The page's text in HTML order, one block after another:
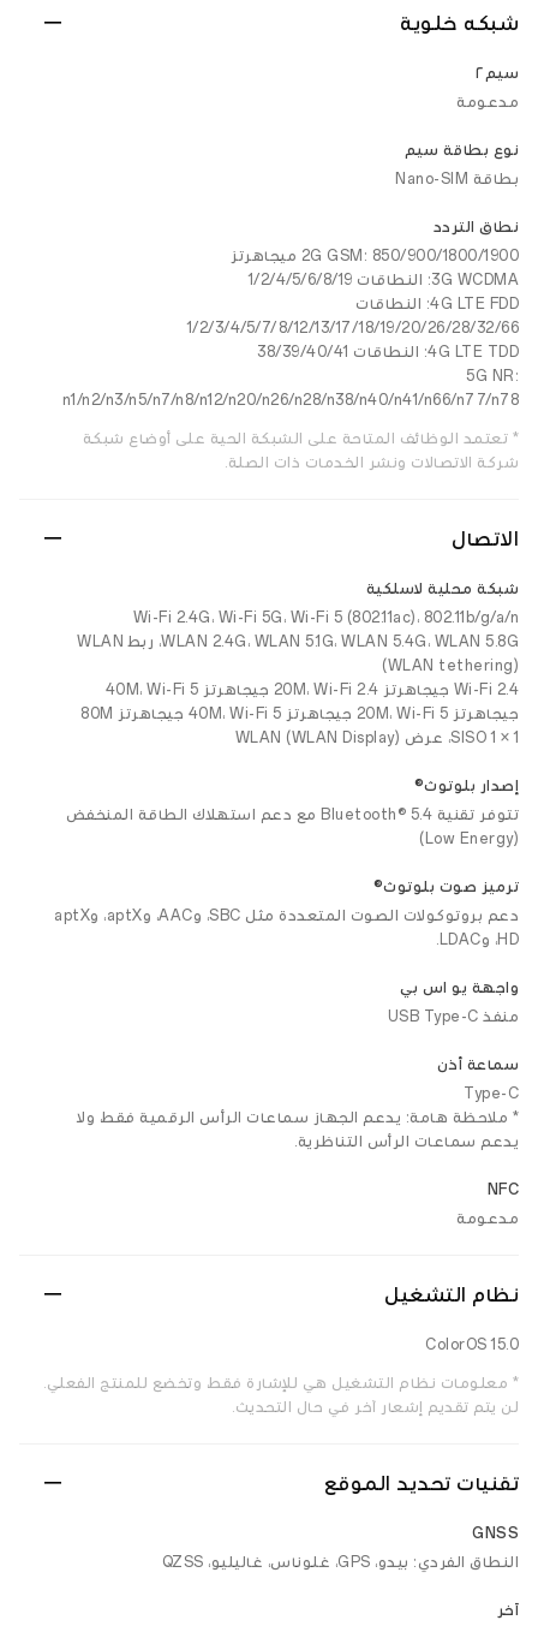
شبكه خلوية
سيم٢
مدعومة
نوع بطاقة سيم
بطاقة Nano-SIM
نطاق التردد
2G GSM: 850/900/1800/1900 ميجاهرتز
3G WCDMA: النطاقات 1/2/4/5/6/8/19
4G LTE FDD: النطاقات
1/2/3/4/5/7/8/12/13/17/18/19/20/26/28/32/66
4G LTE TDD: النطاقات 38/39/40/41
5G NR:
n1/n2/n3/n5/n7/n8/n12/n20/n26/n28/n38/n40/n41/n66/n77/n78
* تعتمد الوظائف المتاحة على الشبكة الحية على أوضاع شبكة
شركة الاتصالات ونشر الخدمات ذات الصلة.
الاتصال
شبكة محلية لاسلكية
Wi-Fi 2.4G، Wi-Fi 5G، Wi-Fi 5 (802.11ac)، 802.11b/g/a/n
WLAN 2.4G، WLAN 5.1G، WLAN 5.4G، WLAN 5.8G، ربط WLAN
(WLAN tethering)
Wi-Fi 2.4 جيجاهرتز 20M، Wi-Fi 2.4 جيجاهرتز 40M، Wi-Fi 5
جيجاهرتز 20M، Wi-Fi 5 جيجاهرتز 40M، Wi-Fi 5 جيجاهرتز 80M
1 × 1 SISO، عرض WLAN (WLAN Display)
إصدار بلوتوث®
تتوفر تقنية Bluetooth® 5.4 مع دعم استهلاك الطاقة المنخفض
(Low Energy)
ترميز صوت بلوتوث®
دعم بروتوكولات الصوت المتعددة مثل SBC، وAAC، وaptX، وaptX
HD، وLDAC.
واجهة يو اس بي
منفذ USB Type-C
سماعة أذن
Type-C
* ملاحظة هامة: يدعم الجهاز سماعات الرأس الرقمية فقط، ولا
يدعم سماعات الرأس التناظرية.
NFC
مدعومة
نظام التشغيل
ColorOS 15.0
* معلومات نظام التشغيل هي للإشارة فقط، وتخضع للمنتج الفعلي.
لن يتم تقديم إشعار آخر في حال التحديث.
تقنيات تحديد الموقع
GNSS
النطاق الفردي: بيدو، GPS، غلوناس، غاليليو، QZSS
آخر